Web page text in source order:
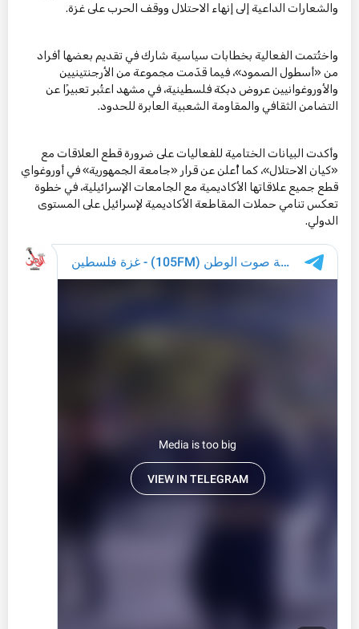
والشعارات الداعية إلى إنهاء الاحتلال ووقف الحرب على غزة.
واختُتمت الفعالية بخطابات سياسية شارك في تقديم بعضها أفراد
من «أسطول الصمود»، فيما قدّمت مجموعة من الأرجنتينيين
والأوروغوانيين عروض دبكة فلسطينية، في مشهد اعتُبر تعبيرًا عن
التضامن الثقافي والمقاومة الشعبية العابرة للحدود.
وأكدت البيانات الختامية للفعاليات على ضرورة قطع العلاقات مع
«كيان الاحتلال»، كما أُعلن عن قرار «جامعة الجمهورية» في أوروغواي
قطع جميع علاقاتها الأكاديمية مع الجامعات الإسرائيلية، في خطوة
تعكس تنامي حملات المقاطعة الأكاديمية لإسرائيل على المستوى
الدولي.